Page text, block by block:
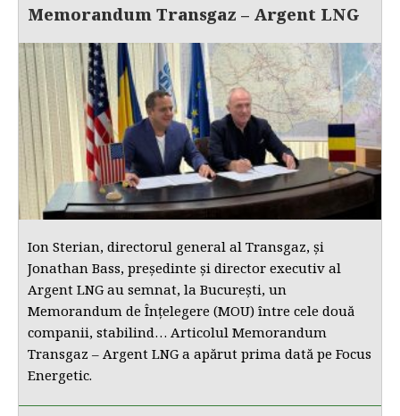
Memorandum Transgaz – Argent LNG
Ion Sterian, directorul general al Transgaz, și
Jonathan Bass, președinte și director executiv al
Argent LNG au semnat, la București, un
Memorandum de Înțelegere (MOU) între cele două
companii, stabilind… Articolul Memorandum
Transgaz – Argent LNG a apărut prima dată pe Focus
Energetic.